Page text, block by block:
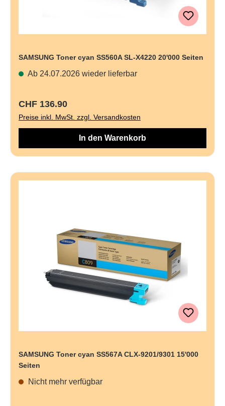
SAMSUNG Toner cyan SS560A SL-X4220 20'000 Seiten
Ab 24.07.2026 wieder lieferbar
Regulärer Preis:
CHF 136.90
Preise inkl. MwSt. zzgl. Versandkosten
In den Warenkorb
SAMSUNG Toner cyan SS567A CLX-9201/9301 15'000
Seiten
Nicht mehr verfügbar